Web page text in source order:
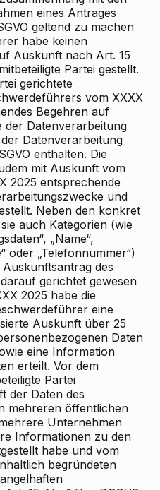
eines Antrages
geltend zu machen
habe keinen
Auskunft nach Art. 15
Partei gestellt.
gerichtete
vom XXXX
Begehren auf
der Datenverarbeitung
Datenverarbeitung
enthalten. Die
mit Auskunft vom
2025 entsprechende
und
Neben den konkret
auch Kategorien (wie
„Name“,
oder „Telefonnummer“)
des
gerichtet gewesen
2025 habe die
eine
Auskunft über 25
Daten
eine Information
erteilt. Vor dem
Partei
der Daten des
mehreren öffentlichen
Unternehmen
Informationen zu den
habe und vom
begründeten